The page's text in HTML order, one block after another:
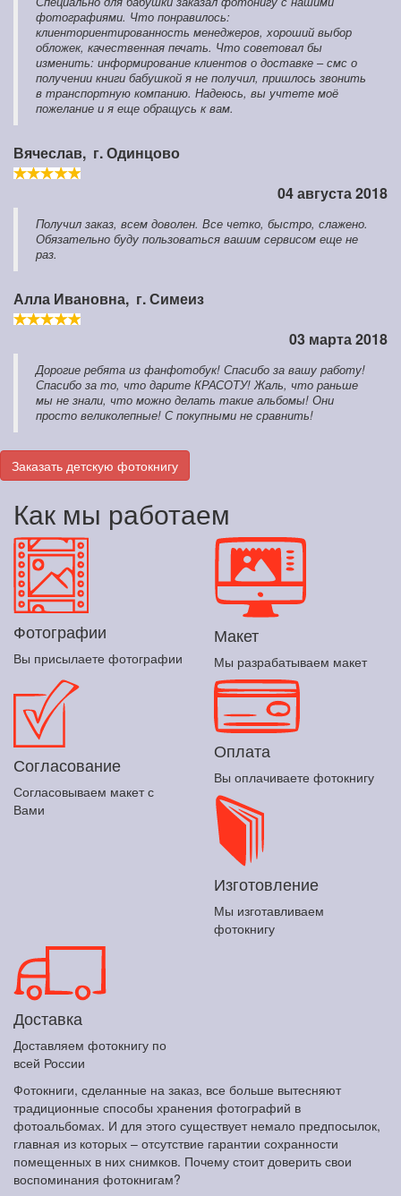
фотографиями. Что понравилось:
клиенториентированность менеджеров, хороший выбор
обложек, качественная печать. Что советовал бы
изменить: информирование клиентов о доставке – смс о
получении книги бабушкой я не получил, пришлось звонить
в транспортную компанию. Надеюсь, вы учтете моё
пожелание и я еще обращусь к вам.
Вячеслав, г. Одинцово
04 августа 2018
Получил заказ, всем доволен. Все четко, быстро, слажено.
Обязательно буду пользоваться вашим сервисом еще не
раз.
Алла Ивановна, г. Симеиз
03 марта 2018
Дорогие ребята из фанфотобук! Спасибо за вашу работу!
Спасибо за то, что дарите КРАСОТУ! Жаль, что раньше
мы не знали, что можно делать такие альбомы! Они
просто великолепные! С покупными не сравнить!
Заказать детскую фотокнигу
Как мы работаем
Фотографии
Вы присылаете фотографии
Макет
Мы разрабатываем макет
Согласование
Согласовываем макет с
Вами
Оплата
Вы оплачиваете фотокнигу
Изготовление
Мы изготавливаем
фотокнигу
Доставка
Доставляем фотокнигу по
всей России
Фотокниги, сделанные на заказ, все больше вытесняют
традиционные способы хранения фотографий в
фотоальбомах. И для этого существует немало предпосылок,
главная из которых – отсутствие гарантии сохранности
помещенных в них снимков. Почему стоит доверить свои
воспоминания фотокнигам?